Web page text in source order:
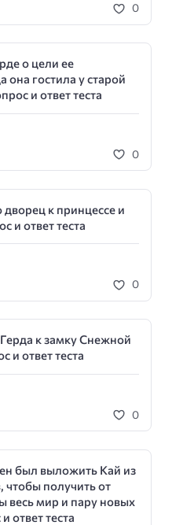
0
о цели ее
она гостила у старой
и ответ теста
0
дворец к принцессе и
и ответ теста
0
к замку Снежной
и ответ теста
0
был выложить Кай из
чтобы получить от
весь мир и пару новых
ответ теста